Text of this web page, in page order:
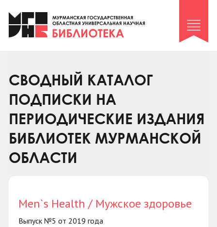
Клуб «Гиря и сельдерей»
Клуб «Семейный архив»
Коллегам
Контакты
СВОДНЫЙ КАТАЛОГ
ПОДПИСКИ НА
ПЕРИОДИЧЕСКИЕ ИЗДАНИЯ
БИБЛИОТЕК МУРМАНСКОЙ
ОБЛАСТИ
Men`s Health / Мужское здоровье
Выпуск №5 от 2019 года